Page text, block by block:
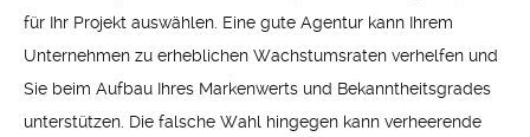
für Ihr Projekt auswählen. Eine gute Agentur kann Ihrem
Unternehmen zu erheblichen Wachstumsraten verhelfen und
Sie beim Aufbau Ihres Markenwerts und Bekanntheitsgrades
unterstützen. Die falsche Wahl hingegen kann verheerende